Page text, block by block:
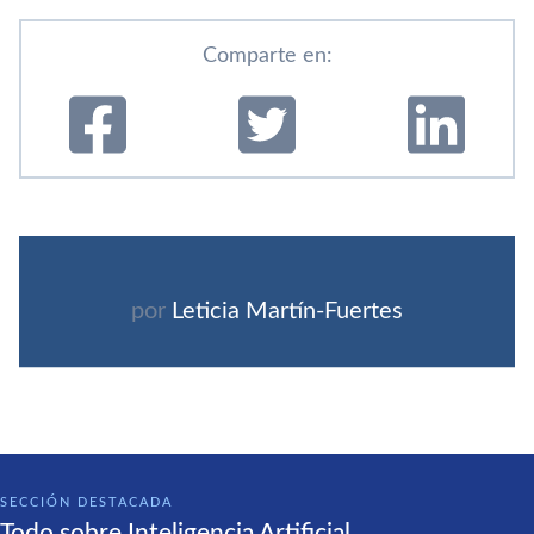
Comparte en:
por Leticia Martí­n-Fuertes
SECCIÓN DESTACADA